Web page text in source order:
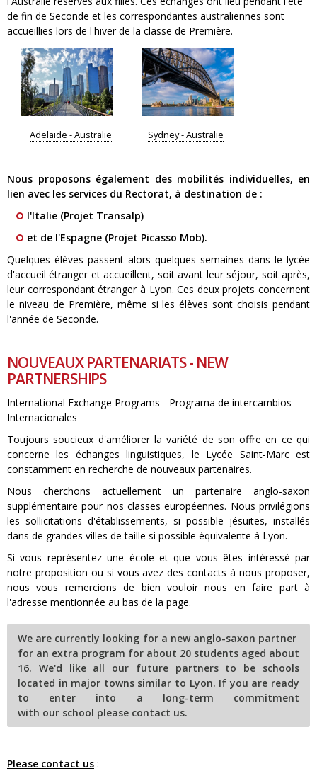
de fin de Seconde et les correspondantes australiennes sont
accueillies lors de l'hiver de la classe de Première.
Adelaide - Australie Sydney - Australie
Nous proposons également des mobilités individuelles, en
lien avec les services du Rectorat, à destination de :
l'Italie (Projet Transalp)
et de l'Espagne (Projet Picasso Mob).
Quelques élèves passent alors quelques semaines dans le lycée
d'accueil étranger et accueillent, soit avant leur séjour, soit après,
leur correspondant étranger à Lyon. Ces deux projets concernent
le niveau de Première, même si les élèves sont choisis pendant
l'année de Seconde.
NOUVEAUX PARTENARIATS - NEW
PARTNERSHIPS
International Exchange Programs - Programa de intercambios
Internacionales
Toujours soucieux d'améliorer la variété de son offre en ce qui
concerne les échanges linguistiques, le Lycée Saint-Marc est
constamment en recherche de nouveaux partenaires.
Nous cherchons actuellement un partenaire anglo-saxon
supplémentaire pour nos classes européennes. Nous privilégions
les sollicitations d'établissements, si possible jésuites, installés
dans de grandes villes de taille si possible équivalente à Lyon.
Si vous représentez une école et que vous êtes intéressé par
notre proposition ou si vous avez des contacts à nous proposer,
nous vous remercions de bien vouloir nous en faire part à
l'adresse mentionnée au bas de la page.
We are currently looking for a new anglo-saxon partner
for an extra program for about 20 students aged about
16. We'd like all our future partners to be schools
located in major towns similar to Lyon. If you are ready
to enter into a long-term commitment
with our school please contact us.
Please contact us :